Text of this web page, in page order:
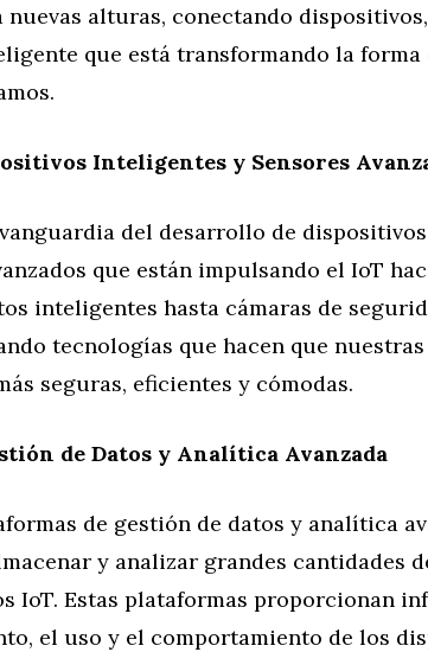
nuevas alturas, conectando
que está transformando la forma
Inteligentes y Sensores
del desarrollo de dispositivos
que están impulsando el IoT
inteligentes hasta cámaras de
tecnologías que hacen que nuestras
seguras, eficientes y cómodas.
de Datos y Analítica Avanzada
de gestión de datos y analítica
y analizar grandes cantidades
IoT. Estas plataformas proporcionan
el uso y el comportamiento de los